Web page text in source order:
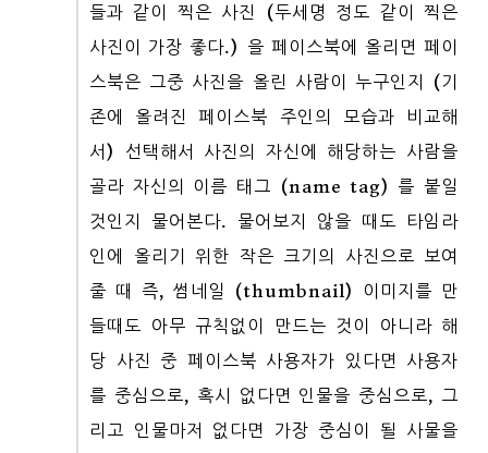
들과 같이 찍은 사진 (두세명 정도 같이 찍은
사진이 가장 좋다.) 을 페이스북에 올리면 페이
스북은 그중 사진을 올린 사람이 누구인지 (기
존에 올려진 페이스북 주인의 모습과 비교해
서) 선택해서 사진의 자신에 해당하는 사람을
골라 자신의 이름 태그 (name tag) 를 붙일
것인지 물어본다. 물어보지 않을 때도 타임라
인에 올리기 위한 작은 크기의 사진으로 보여
줄 때 즉, 썸네일 (thumbnail) 이미지를 만
들때도 아무 규칙없이 만드는 것이 아니라 해
당 사진 중 페이스북 사용자가 있다면 사용자
를 중심으로, 혹시 없다면 인물을 중심으로, 그
리고 인물마저 없다면 가장 중심이 될 사물을